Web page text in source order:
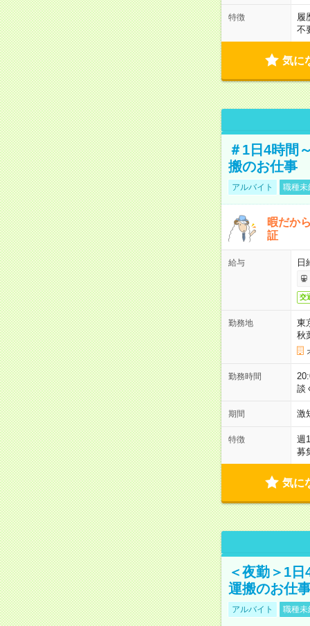
特徴
履
不
気に
＃1日4時間
搬のお仕事
アルバイト 職種未
暇だか
証
給与 日
交
勤務地
東
秋
勤務時間
談
期間 激
特徴
週
募
気に
＜夜勤＞1
運搬のお仕
アルバイト 職種未